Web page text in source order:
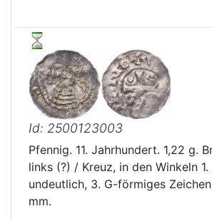
Id: 2500123003
Pfennig. 11. Jahrhundert. 1,22 g.
links (?) / Kreuz, in den Winkeln 1.
undeutlich, 3. G-förmiges
mm.